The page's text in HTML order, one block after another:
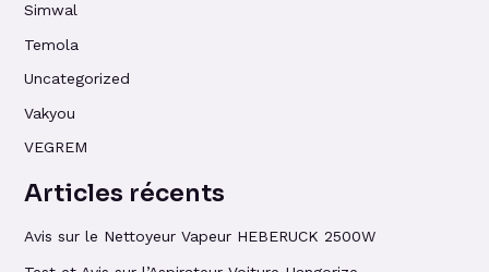
Simwal
Temola
Uncategorized
Vakyou
VEGREM
Articles récents
Avis sur le Nettoyeur Vapeur HEBERUCK 2500W